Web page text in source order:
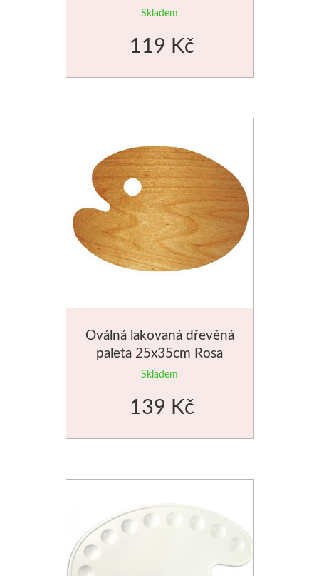
Skladem
119 Kč
Oválná lakovaná dřevěná
paleta 25x35cm Rosa
Skladem
139 Kč